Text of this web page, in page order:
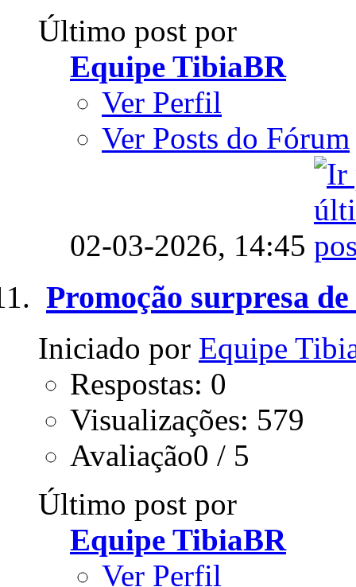
Último post por
Equipe TibiaBR
Ver Perfil
Ver Posts do Fórum
02-03-2026, 14:45
Promoção surpresa
Iniciado por Equipe
Respostas: 0
Visualizações: 579
Avaliação0 / 5
Último post por
Equipe TibiaBR
Ver Perfil